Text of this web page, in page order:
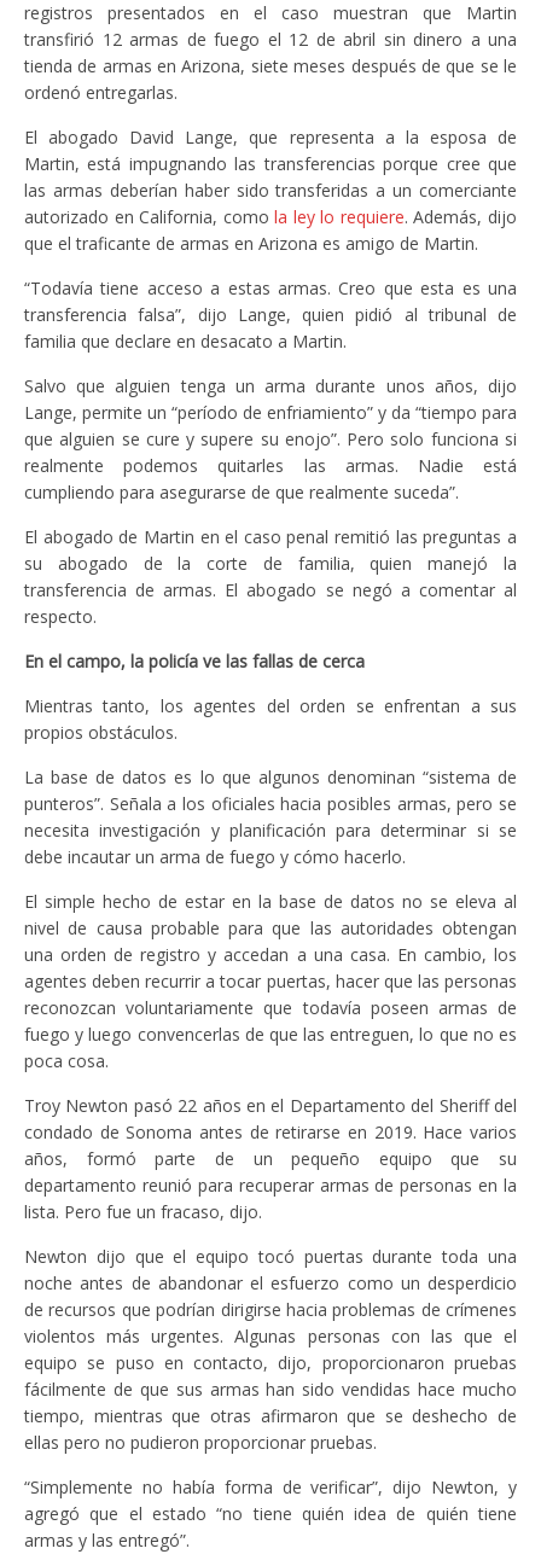
registros presentados en el caso muestran que Martin
transfirió 12 armas de fuego el 12 de abril sin dinero a una
tienda de armas en Arizona, siete meses después de que se le
ordenó entregarlas.
El abogado David Lange, que representa a la esposa de
Martin, está impugnando las transferencias porque cree que
las armas deberían haber sido transferidas a un comerciante
autorizado en California, comola ley lo requiere. Además, dijo
que el traficante de armas en Arizona es amigo de Martin.
“Todavía tiene acceso a estas armas. Creo que esta es una
transferencia falsa”, dijo Lange, quien pidió al tribunal de
familia que declare en desacato a Martin.
Salvo que alguien tenga un arma durante unos años, dijo
Lange, permite un “período de enfriamiento” y da “tiempo para
que alguien se cure y supere su enojo”. Pero solo funciona si
realmente podemos quitarles las armas. Nadie está
cumpliendo para asegurarse de que realmente suceda”.
El abogado de Martin en el caso penal remitió las preguntas a
su abogado de la corte de familia, quien manejó la
transferencia de armas. El abogado se negó a comentar al
respecto.
En el campo, la policía ve las fallas de cerca
Mientras tanto, los agentes del orden se enfrentan a sus
propios obstáculos.
La base de datos es lo que algunos denominan “sistema de
punteros”. Señala a los oficiales hacia posibles armas, pero se
necesita investigación y planificación para determinar si se
debe incautar un arma de fuego y cómo hacerlo.
El simple hecho de estar en la base de datos no se eleva al
nivel de causa probable para que las autoridades obtengan
una orden de registro y accedan a una casa. En cambio, los
agentes deben recurrir a tocar puertas, hacer que las personas
reconozcan voluntariamente que todavía poseen armas de
fuego y luego convencerlas de que las entreguen, lo que no es
poca cosa.
Troy Newton pasó 22 años en el Departamento del Sheriff del
condado de Sonoma antes de retirarse en 2019. Hace varios
años, formó parte de un pequeño equipo que su
departamento reunió para recuperar armas de personas en la
lista. Pero fue un fracaso, dijo.
Newton dijo que el equipo tocó puertas durante toda una
noche antes de abandonar el esfuerzo como un desperdicio
de recursos que podrían dirigirse hacia problemas de crímenes
violentos más urgentes. Algunas personas con las que el
equipo se puso en contacto, dijo, proporcionaron pruebas
fácilmente de que sus armas han sido vendidas hace mucho
tiempo, mientras que otras afirmaron que se deshecho de
ellas pero no pudieron proporcionar pruebas.
“Simplemente no había forma de verificar”, dijo Newton, y
agregó que el estado “no tiene quién idea de quién tiene
armas y las entregó”.